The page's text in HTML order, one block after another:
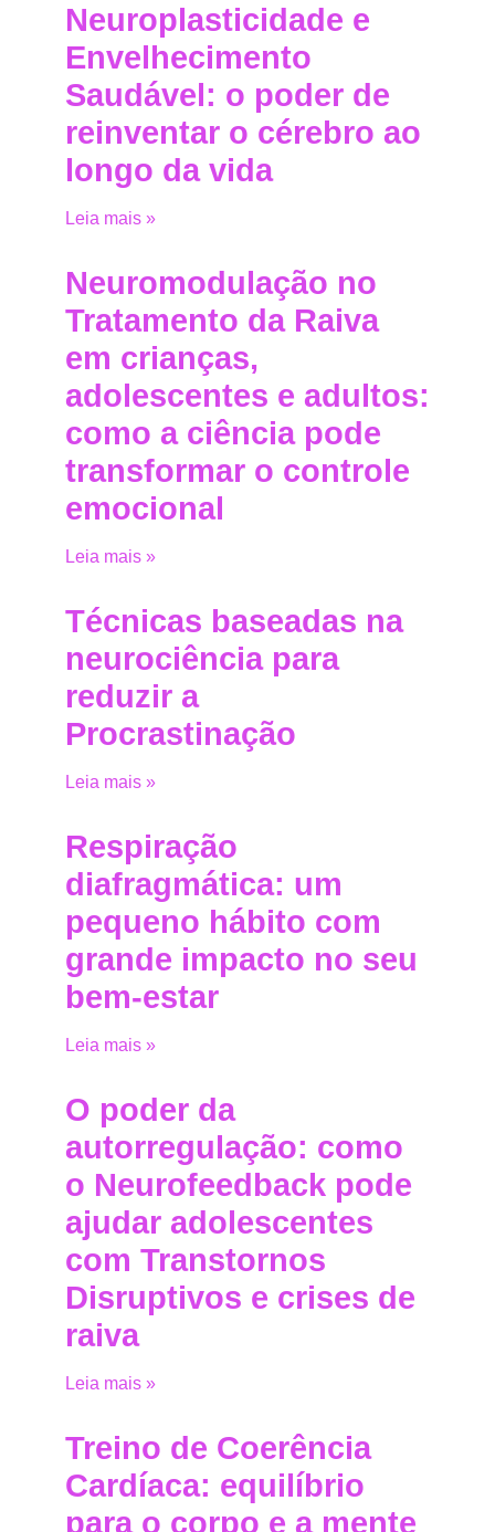
Neuroplasticidade e
Envelhecimento
Saudável: o poder de
reinventar o cérebro ao
longo da vida
Leia mais »
Neuromodulação no
Tratamento da Raiva
em crianças,
adolescentes e adultos:
como a ciência pode
transformar o controle
emocional
Leia mais »
Técnicas baseadas na
neurociência para
reduzir a
Procrastinação
Leia mais »
Respiração
diafragmática: um
pequeno hábito com
grande impacto no seu
bem-estar
Leia mais »
O poder da
autorregulação: como
o Neurofeedback pode
ajudar adolescentes
com Transtornos
Disruptivos e crises de
raiva
Leia mais »
Treino de Coerência
Cardíaca: equilíbrio
para o corpo e a mente